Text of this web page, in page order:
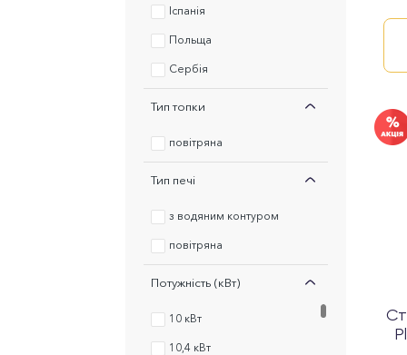
STAHL SYSTEM
Іспанія
Польща
Сербія
Тип топки
повітряна
Тип печі
з водяним контуром
повітряна
Потужність (кВт)
10 кВт
10,4 кВт